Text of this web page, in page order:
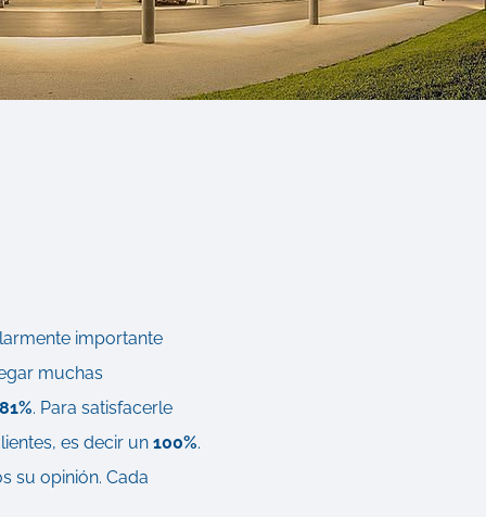
importante
muchas
. Para satisfacerle
es decir un 100%.
su opinión. Cada